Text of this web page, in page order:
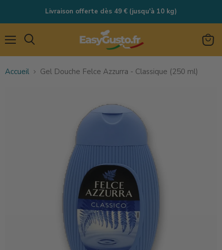
Livraison offerte dès 49 € (jusqu'à 10 kg)
Accueil Gel Douche Felce Azzurra - Classique (250 ml)